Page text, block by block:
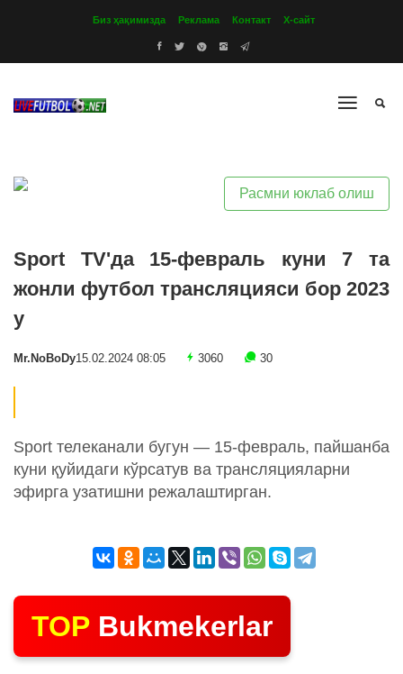
Биз ҳақимизда Реклама Контакт Х-сайт
Расмни юклаб олиш
Sport TV'да 15-февраль куни 7 та
жонли футбол трансляцияси бор 2023
y
Mr.NoBoDy15.02.2024 08:05 3060 30
Sport телеканали бугун — 15-февраль, пайшанба
куни қуйидаги кўрсатув ва трансляцияларни
эфирга узатишни режалаштирган.
TOP Bukmekerlar